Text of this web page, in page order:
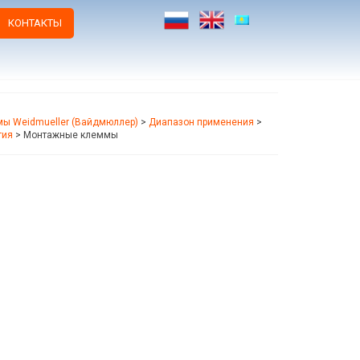
КОНТАКТЫ
Weidmueller (Вайдмюллер) > Диапазон применения >
> Монтажные клеммы